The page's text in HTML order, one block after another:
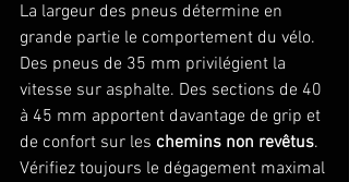
La largeur des pneus détermine en
grande partie le comportement du vélo.
Des pneus de 35 mm privilégient la
vitesse sur asphalte. Des sections de 40
à 45 mm apportent davantage de grip et
de confort sur les chemins non revêtus.
Vérifiez toujours le dégagement maximal